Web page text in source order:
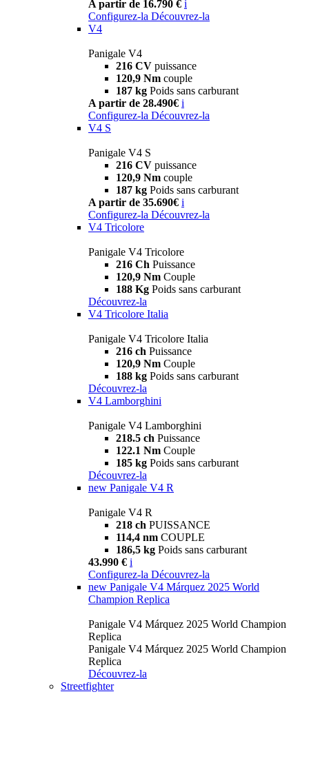
A partir de 16.790 € i
Configurez-la Découvrez-la
V4
Panigale V4
216 CV puissance
120,9 Nm couple
187 kg Poids sans carburant
A partir de 28.490€ i
Configurez-la Découvrez-la
V4 S
Panigale V4 S
216 CV puissance
120,9 Nm couple
187 kg Poids sans carburant
A partir de 35.690€ i
Configurez-la Découvrez-la
V4 Tricolore
Panigale V4 Tricolore
216 Ch Puissance
120,9 Nm Couple
188 Kg Poids sans carburant
Découvrez-la
V4 Tricolore Italia
Panigale V4 Tricolore Italia
216 ch Puissance
120,9 Nm Couple
188 kg Poids sans carburant
Découvrez-la
V4 Lamborghini
Panigale V4 Lamborghini
218.5 ch Puissance
122.1 Nm Couple
185 kg Poids sans carburant
Découvrez-la
new Panigale V4 R
Panigale V4 R
218 ch PUISSANCE
114,4 nm COUPLE
186,5 kg Poids sans carburant
43.990 € i
Configurez-la Découvrez-la
new Panigale V4 Márquez 2025 World
Champion Replica
Panigale V4 Márquez 2025 World Champion
Replica
Panigale V4 Márquez 2025 World Champion
Replica
Découvrez-la
Streetfighter